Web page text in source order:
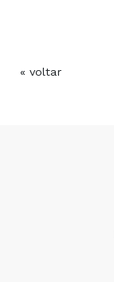
« voltar